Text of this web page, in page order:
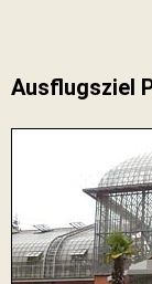
Ausflugsziel